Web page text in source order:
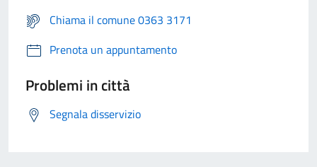
Chiama il comune 0363 3171
Prenota un appuntamento
Problemi in città
Segnala disservizio